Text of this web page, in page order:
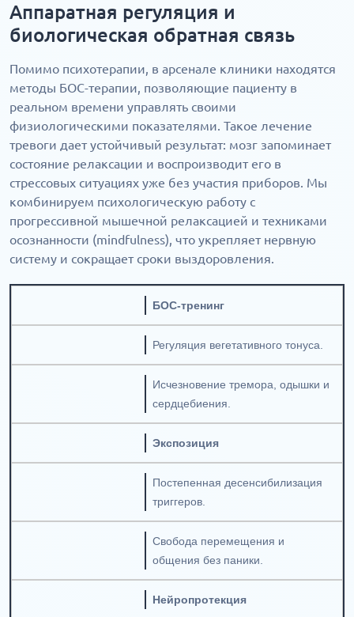
Аппаратная регуляция и
биологическая обратная связь
Помимо психотерапии, в арсенале клиники находятся
методы БОС-терапии, позволяющие пациенту в
реальном времени управлять своими
физиологическими показателями. Такое лечение
тревоги дает устойчивый результат: мозг запоминает
состояние релаксации и воспроизводит его в
стрессовых ситуациях уже без участия приборов. Мы
комбинируем психологическую работу с
прогрессивной мышечной релаксацией и техниками
осознанности (mindfulness), что укрепляет нервную
систему и сокращает сроки выздоровления.
БОС-тренинг
Регуляция вегетативного тонуса.
Исчезновение тремора, одышки и
сердцебиения.
Экспозиция
Постепенная десенсибилизация
триггеров.
Свобода перемещения и
общения без паники.
Нейропротекция